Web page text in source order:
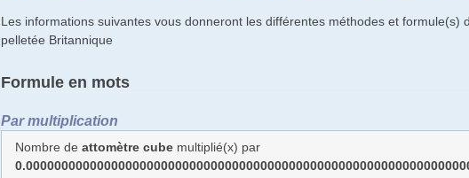
Les informations suivantes vous donneront les différentes méthodes et formule(s)
pelletée Britannique
Formule en mots
Par multiplication
Nombre deattomètre cube multiplié(x) par